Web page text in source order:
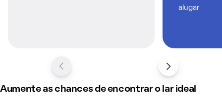
alugar
Aumente as chances de encontrar o lar ideal